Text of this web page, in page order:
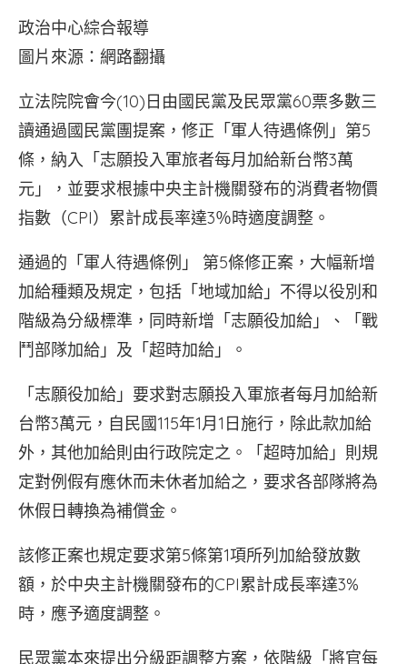
政治中心綜合報導
圖片來源：網路翻攝
立法院院會今(10)日由國民黨及民眾黨60票多數三
讀通過國民黨團提案，修正「軍人待遇條例」第5
條，納入「志願投入軍旅者每月加給新台幣3萬
元」，並要求根據中央主計機關發布的消費者物價
指數（CPI）累計成長率達3％時適度調整。
通過的「軍人待遇條例」 第5條修正案，大幅新增
加給種類及規定，包括「地域加給」不得以役別和
階級為分級標準，同時新增「志願役加給」、「戰
鬥部隊加給」及「超時加給」。
「志願役加給」要求對志願投入軍旅者每月加給新
台幣3萬元，自民國115年1月1日施行，除此款加給
外，其他加給則由行政院定之。「超時加給」則規
定對例假有應休而未休者加給之，要求各部隊將為
休假日轉換為補償金。
該修正案也規定要求第5條第1項所列加給發放數
額，於中央主計機關發布的CPI累計成長率達3%
時，應予適度調整。
民眾黨本來提出分級距調整方案，依階級「將官每